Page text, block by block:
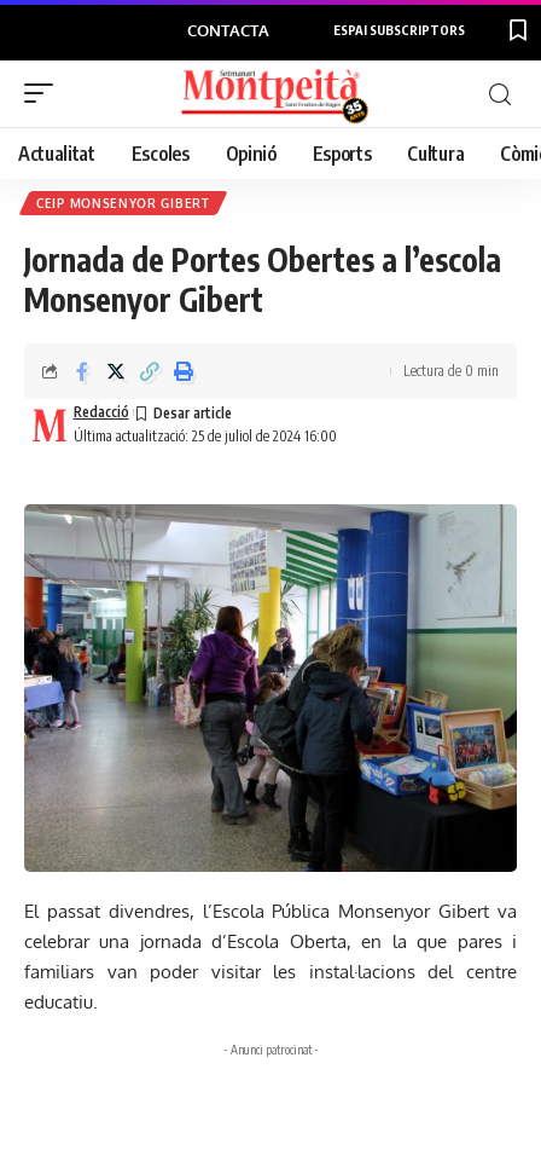
CONTACTA ESPAI SUBSCRIPTORS
Actualitat Escoles Opinió Esports Cultura
CEIP MONSENYOR GIBERT
Jornada de Portes Obertes a l’escola
Monsenyor Gibert
Última actualització: 25 de juliol de 2024 16:00
Redacció
Lectura de 0 min
El passat divendres, l’Escola Pública Monsenyor Gibert va
celebrar una jornada d’Escola Oberta, en la que pares i
familiars van poder visitar les instal·lacions del centre
educatiu.
- Anunci patrocinat -